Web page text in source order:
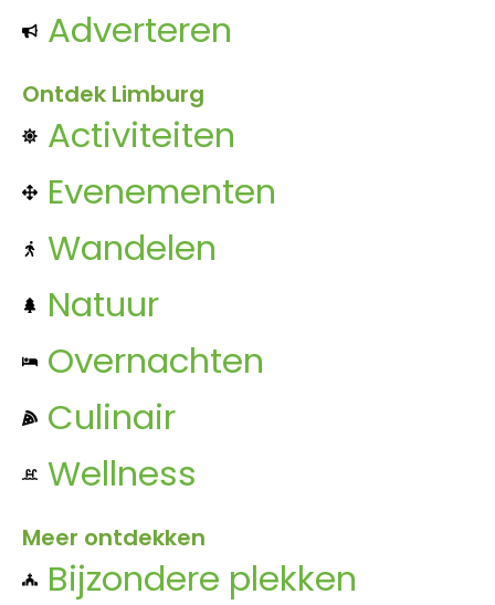
Adverteren
Ontdek Limburg
Activiteiten
Evenementen
Wandelen
Natuur
Overnachten
Culinair
Wellness
Meer ontdekken
Bijzondere plekken